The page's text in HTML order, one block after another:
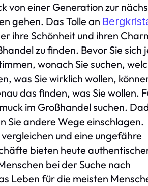
von einer Generation zur
gehen. Das Tolle an
ihre Schönheit und ihren
zu finden. Bevor Sie sich
wonach Sie suchen,
was Sie wirklich wollen,
das finden, was Sie wollen.
im Großhandel suchen.
Sie andere Wege einschlagen.
und eine ungefähre
bieten heute
bei der Suche nach
Leben für die meisten